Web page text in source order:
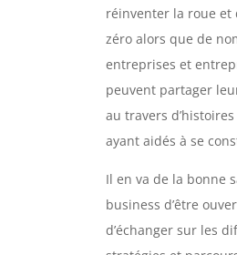
réinventer la roue et
zéro alors que de
entreprises et
peuvent partager
au travers
ayant aidés à se
Il en va de la bonne
business d’être
d’échanger sur les